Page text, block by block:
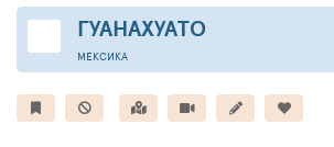
ГУАНАХУАТО
МЕКСИКА